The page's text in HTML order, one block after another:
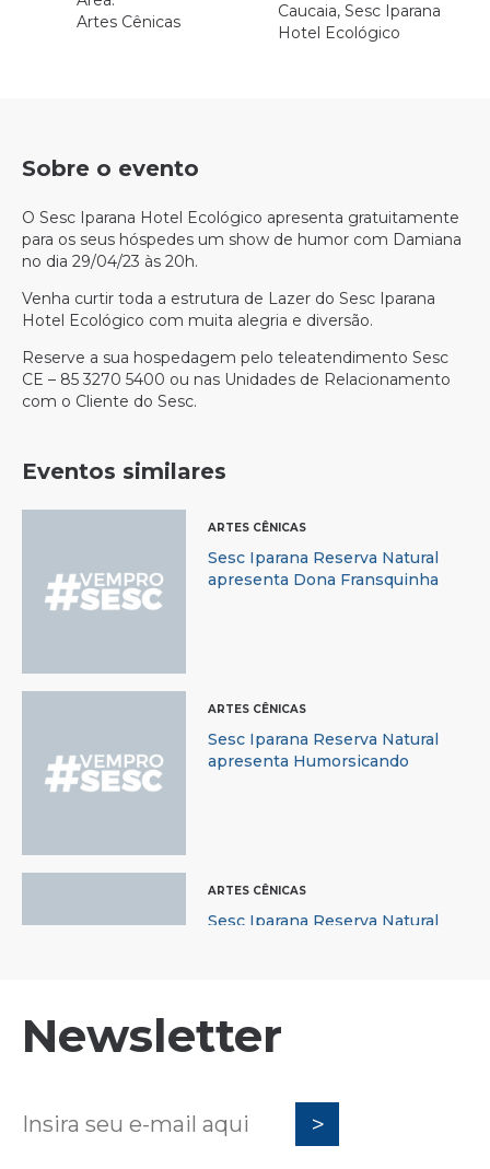
Artes Cênicas
Caucaia, Sesc Iparana
Hotel Ecológico
Sobre o evento
O Sesc Iparana Hotel Ecológico apresenta gratuitamente
para os seus hóspedes um show de humor com Damiana
no dia 29/04/23 às 20h.
Venha curtir toda a estrutura de Lazer do Sesc Iparana
Hotel Ecológico com muita alegria e diversão.
Reserve a sua hospedagem pelo teleatendimento Sesc
CE – 85 3270 5400 ou nas Unidades de Relacionamento
com o Cliente do Sesc.
Eventos similares
ARTES CÊNICAS
Sesc Iparana Reserva Natural
apresenta Dona Fransquinha
ARTES CÊNICAS
Sesc Iparana Reserva Natural
apresenta Humorsicando
ARTES CÊNICAS
Sesc Iparana Reserva Natural
Trem da Alegria se apresenta no
Sesc Iparana Reserva Natural
Newsletter